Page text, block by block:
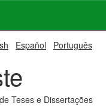
Español Português
Teses e Dissertações